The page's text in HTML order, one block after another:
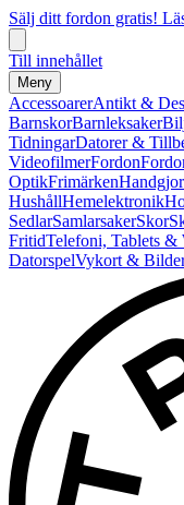
Sälj ditt fordon gratis!
Till innehållet
Meny
AccessoarerAntikt &
BarnskorBarnleksaker
TidningarDatorer &
VideofilmerFordon
OptikFrimärken
HushållHemelektronik
SedlarSamlarsakerSkor
FritidTelefoni, Tablets &
DatorspelVykort &